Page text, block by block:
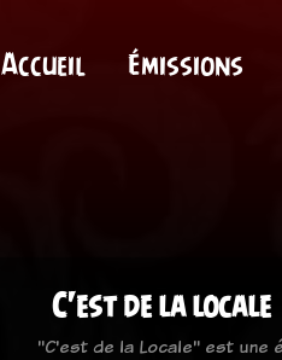
Accueil Émissions
C'est de la locale
"C'est de la Locale" est une